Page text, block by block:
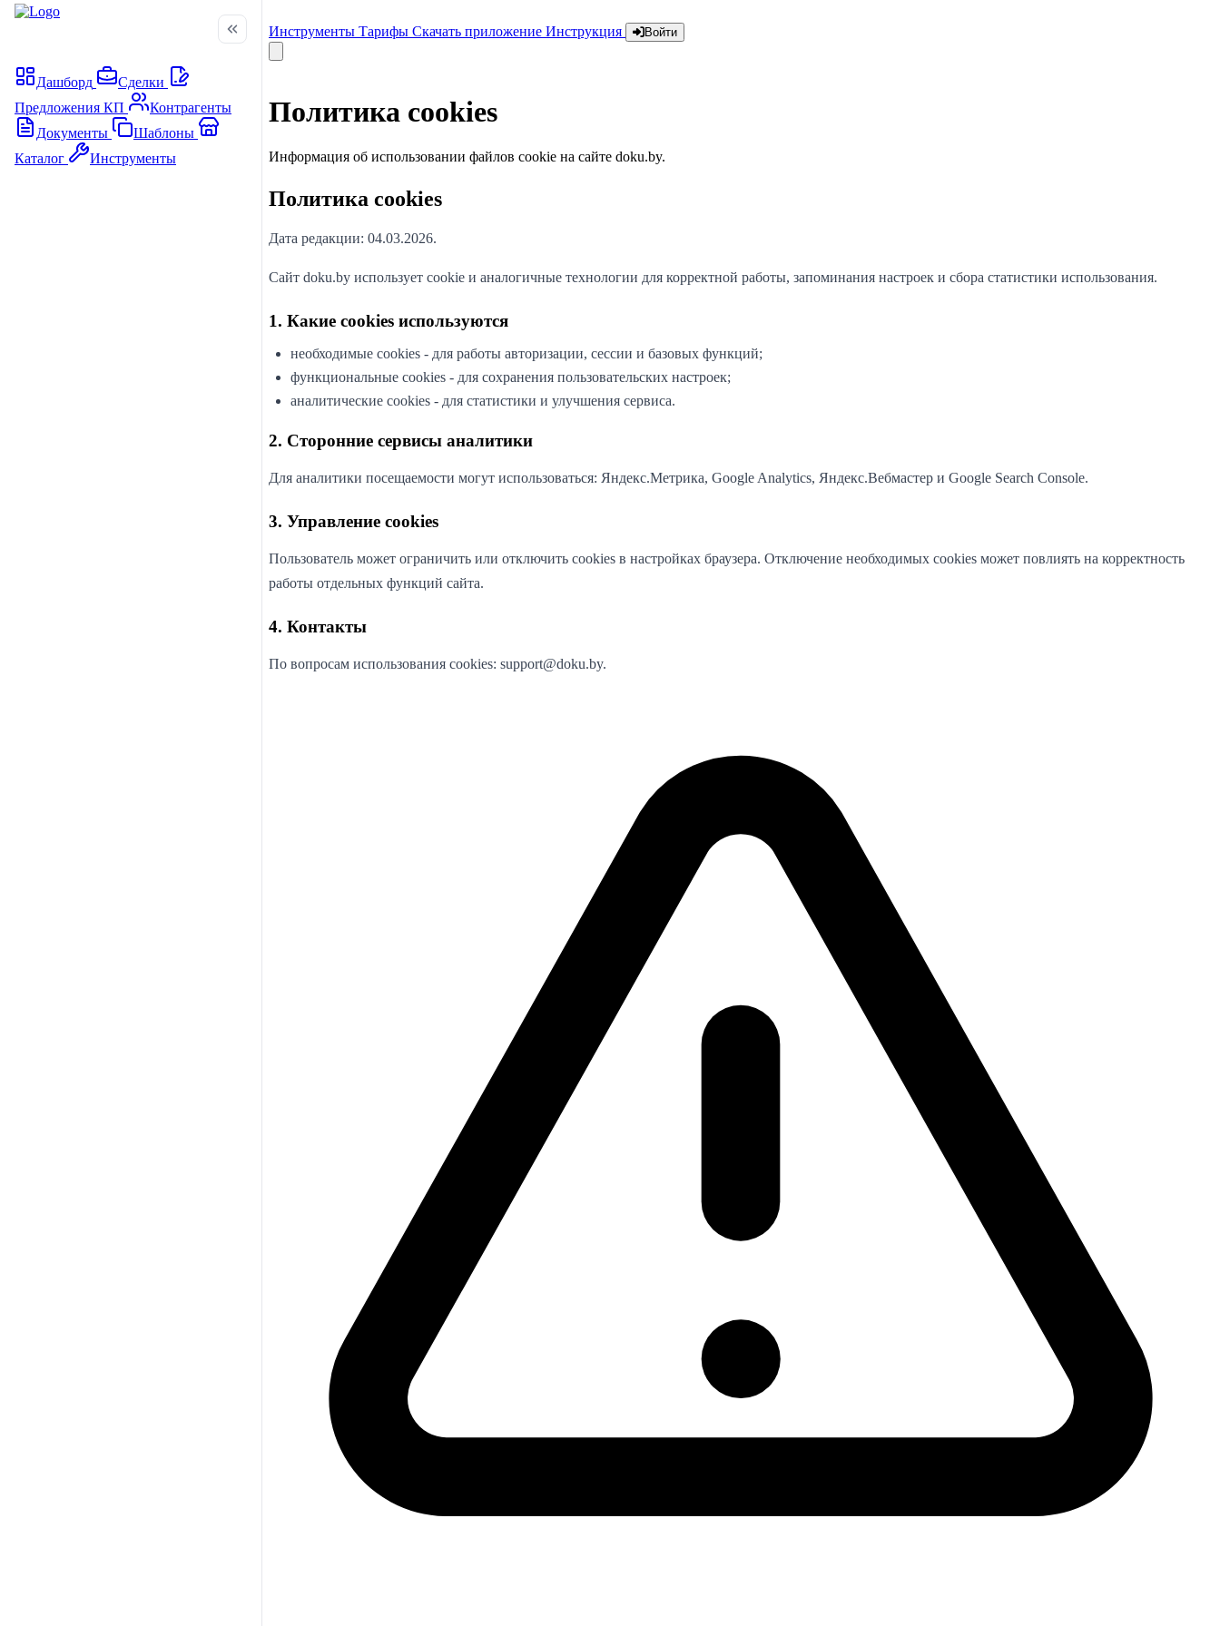
Дашборд
Сделки
Предложения КП
Контрагенты
Документы
Шаблоны
Каталог
Инструменты
Инструменты Тарифы Скачать приложение Инструкция Войти
Политика cookies
Информация об использовании файлов cookie на сайте doku.by.
Политика cookies
Дата редакции: 04.03.2026.
Сайт doku.by использует cookie и аналогичные технологии для корректной работы, запоминания настроек и сбора статистики использования.
1. Какие cookies используются
необходимые cookies - для работы авторизации, сессии и базовых функций;
функциональные cookies - для сохранения пользовательских настроек;
аналитические cookies - для статистики и улучшения сервиса.
2. Сторонние сервисы аналитики
Для аналитики посещаемости могут использоваться: Яндекс.Метрика, Google Analytics, Яндекс.Вебмастер и Google Search Console.
3. Управление cookies
Пользователь может ограничить или отключить cookies в настройках браузера. Отключение необходимых cookies может повлиять на корректность
работы отдельных функций сайта.
4. Контакты
По вопросам использования cookies: support@doku.by.